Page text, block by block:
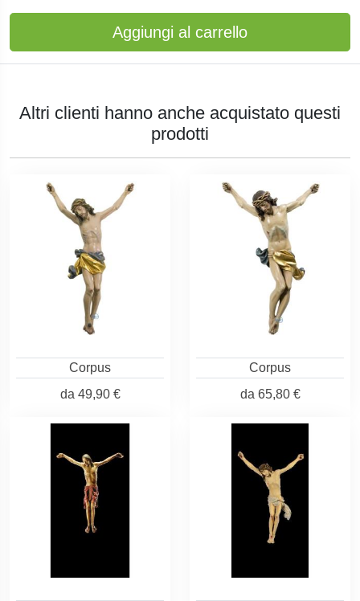
Aggiungi al carrello
Altri clienti hanno anche acquistato questi
prodotti
Corpus
da 49,90 €
Corpus
da 65,80 €